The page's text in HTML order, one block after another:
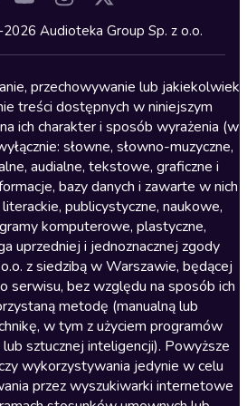
Audioteka Group Sp. z o.o.
przechowywanie lub jakiekolwiek
treści dostępnych w niniejszym
ich charakter i sposób wyrażenia (w
słowne, słowno-muzyczne,
audialne, tekstowe, graficzne i
bazy danych i zawarte w nich
publicystyczne, naukowe,
komputerowe, plastyczne,
uprzedniej i jednoznacznej zgody
z siedzibą w Warszawie, będącej
serwisu, bez względu na sposób ich
metodę (manualną lub
w tym z użyciem programów
sztucznej inteligencji). Powyższe
wykorzystywania jedynie w celu
przez wyszukiwarki internetowe